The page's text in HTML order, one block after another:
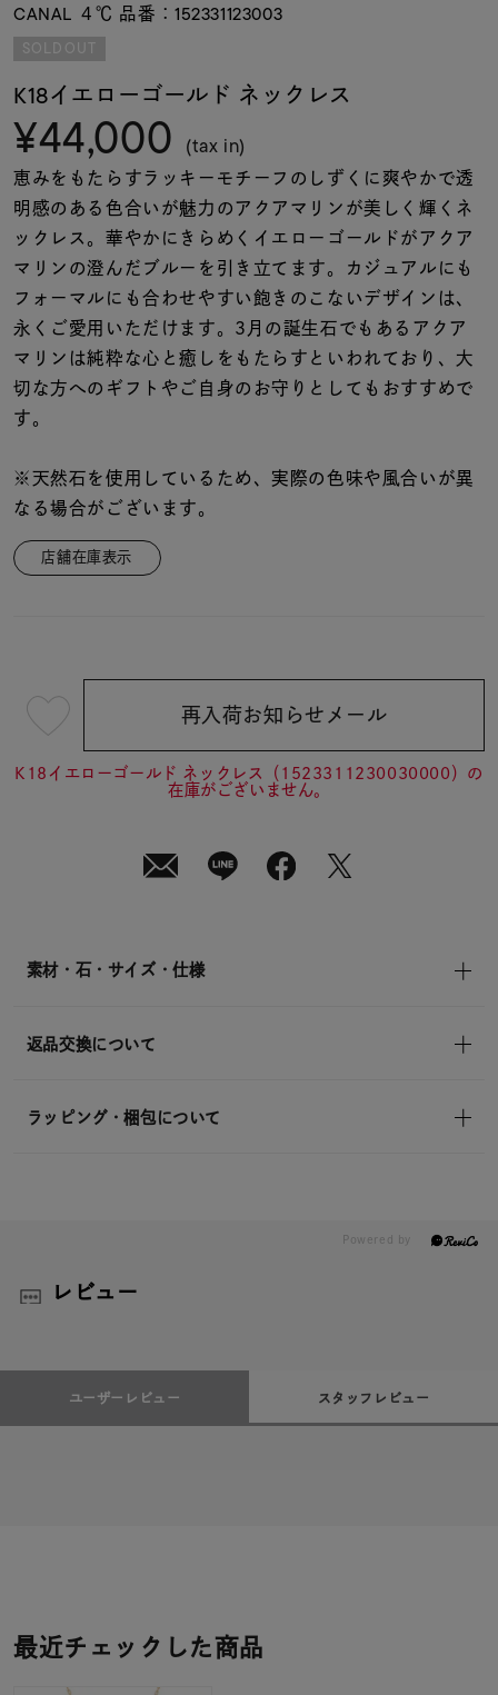
石の色
ファッションテイス
ト
着用シーン
コレクション
レディース
リングサイズ
～
リングサイズ
～
価格
CANAL ４℃ 品番：152331123003
SOLDOUT
K18イエローゴールド ネックレス
¥44,000 (tax in)
恵みをもたらすラッキーモチーフのしずくに爽やかで透
明感のある色合いが魅力のアクアマリンが美しく輝くネ
ックレス。華やかにきらめくイエローゴールドがアクア
マリンの澄んだブルーを引き立てます。カジュアルにも
フォーマルにも合わせやすい飽きのこないデザインは、
永くご愛用いただけます。3月の誕生石でもあるアクア
マリンは純粋な心と癒しをもたらすといわれており、大
切な方へのギフトやご自身のお守りとしてもおすすめで
す。
※天然石を使用しているため、実際の色味や風合いが異
なる場合がございます。
店舗在庫表示
¥44,000 (tax
in)
再入荷お知らせメール
K18イエローゴールド ネックレス（1523311230030000）の
在庫がございません。
素材・石・サイズ・仕様
返品交換について
ラッピング・梱包について
レビュー
ユーザーレビュー スタッフレビュー
最近チェックした商品